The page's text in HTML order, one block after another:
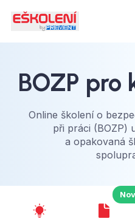
BOZP
Online školení o
při práci (BOZP)
a opakovaná